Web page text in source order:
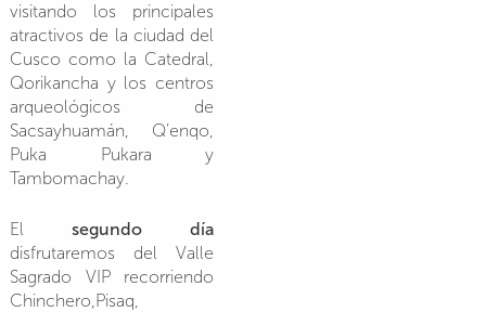
visitando los principales
atractivos de la ciudad del
Cusco como la Catedral,
Qorikancha y los centros
arqueológicos de
Sacsayhuamán, Q’enqo,
Puka Pukara y
Tambomachay.
Elsegundo día
disfrutaremos del Valle
Sagrado VIP recorriendo
Chinchero,Pisaq,